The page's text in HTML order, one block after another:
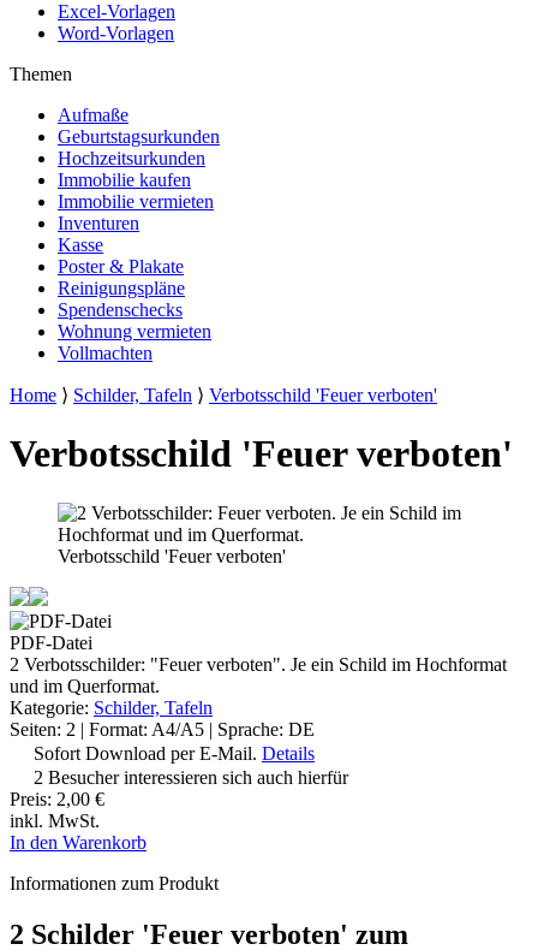
Excel-Vorlagen
Word-Vorlagen
Themen
Aufmaße
Geburtstagsurkunden
Hochzeitsurkunden
Immobilie kaufen
Immobilie vermieten
Inventuren
Kasse
Poster & Plakate
Reinigungspläne
Spendenschecks
Wohnung vermieten
Vollmachten
Home ⟩ Schilder, Tafeln ⟩ Verbotsschild 'Feuer verboten'
Verbotsschild 'Feuer verboten'
Verbotsschild 'Feuer verboten'
PDF-Datei
2 Verbotsschilder: "Feuer verboten". Je ein Schild im Hochformat
und im Querformat.
Kategorie: Schilder, Tafeln
Seiten: 2 | Format: A4/A5 | Sprache: DE
Sofort Download per E-Mail. Details
2 Besucher interessieren sich auch hierfür
Preis: 2,00 €
inkl. MwSt.
In den Warenkorb
Informationen zum Produkt
2 Schilder 'Feuer verboten' zum